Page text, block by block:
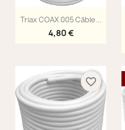
Aperçu rapide
Triax COAX 005 Câble...
4,80 €
favorite_border